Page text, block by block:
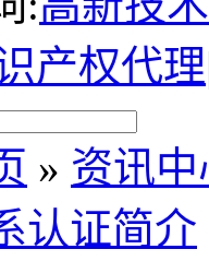
产权代理
» 资讯中
认证简介